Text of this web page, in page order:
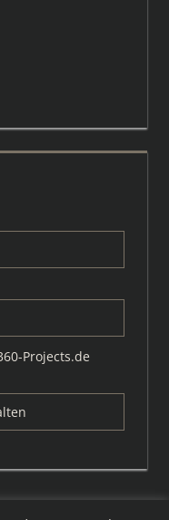
Projects.de